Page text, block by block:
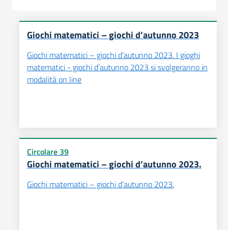
Giochi matematici – giochi d’autunno 2023
Giochi matematici – giochi d’autunno 2023. I gioghi
matematici - giochi d’autunno 2023 si svolgeranno in
modalità on line
Circolare 39
Giochi matematici – giochi d’autunno 2023.
Giochi matematici – giochi d’autunno 2023.